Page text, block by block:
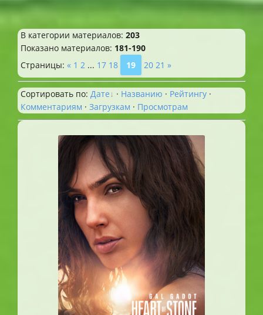
В категории материалов: 203
Показано материалов: 181-190
Страницы: « 1 2 ... 17 18 19 20 21 »
Сортировать по: Дате · Названию · Рейтингу ·
Комментариям · Загрузкам · Просмотрам